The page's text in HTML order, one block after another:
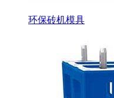
环保砖机模具